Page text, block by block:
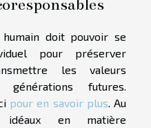
humain doit pouvoir se
pour préserver
les valeurs
générations futures.
pour en savoir plus . Au
en matière